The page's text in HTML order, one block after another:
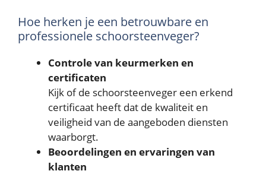
Hoe herken je een betrouwbare en
professionele schoorsteenveger?
Controle van keurmerken en
certificaten
Kijk of de schoorsteenveger een erkend
certificaat heeft dat de kwaliteit en
veiligheid van de aangeboden diensten
waarborgt.
Beoordelingen en ervaringen van
klanten